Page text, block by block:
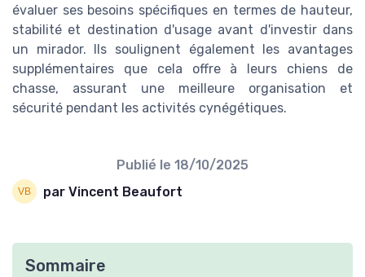
évaluer ses besoins spécifiques en termes de hauteur,
stabilité et destination d'usage avant d'investir dans
un mirador. Ils soulignent également les avantages
supplémentaires que cela offre à leurs chiens de
chasse, assurant une meilleure organisation et
sécurité pendant les activités cynégétiques.
Publié le 18/10/2025
par Vincent Beaufort
Sommaire